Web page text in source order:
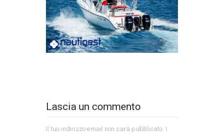
Lascia un commento
Il tuo indirizzo email non sarà pubblicato. I